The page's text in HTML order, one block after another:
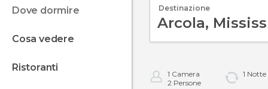
dove dormire
cosa vedere
ristoranti
Destinazione
1 Camera
2 Persone
1 Notte